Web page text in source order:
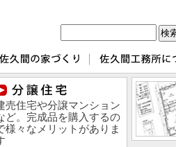
売住宅や分譲マンション
ど。完成品を購入するの
様々なメリットがありま